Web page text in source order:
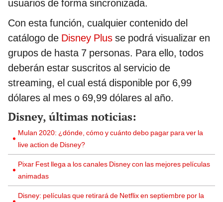
usuarios de forma sincronizada.
Con esta función, cualquier contenido del
catálogo de Disney Plus se podrá visualizar en
grupos de hasta 7 personas. Para ello, todos
deberán estar suscritos al servicio de
streaming, el cual está disponible por 6,99
dólares al mes o 69,99 dólares al año.
Disney, últimas noticias:
Mulan 2020: ¿dónde, cómo y cuánto debo pagar para ver la
live action de Disney?
Pixar Fest llega a los canales Disney con las mejores películas
animadas
Disney: películas que retirará de Netflix en septiembre por la